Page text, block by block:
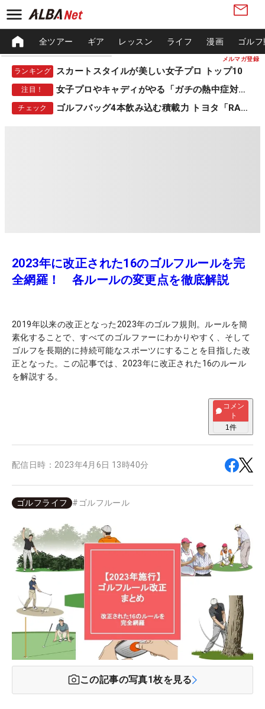
メルマガ登録
全ツアー ギア レッスン ライフ 漫画 ゴル
ランキング スカートスタイルが美しい女子プロ トップ10
注目！ 女子プロやキャディがやる「ガチの熱中症対策」
チェック ゴルフバッグ4本飲み込む積載力 トヨタ「RAV4」
2023年に改正された16のゴルフルールを完
全網羅！ 各ルールの変更点を徹底解説
2019年以来の改正となった2023年のゴルフ規則。ルールを簡
素化することで、すべてのゴルファーにわかりやすく、そして
ゴルフを長期的に持続可能なスポーツにすることを目指した改
正となった。この記事では、2023年に改正された16のルール
を解説する。
コメン
ト
1件
配信日時： 2023年4月6日 13時40分
ゴルフライフ # ゴルフルール
この記事の写真1枚を見る